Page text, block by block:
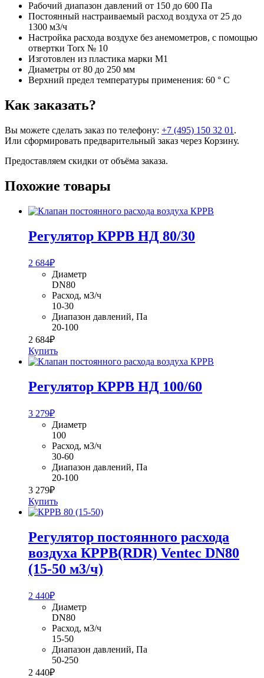
Рабочий диапазон давлений от 150 до 600 Па
Постоянный настраиваемый расход воздуха от 25 до
1300 м3/ч
Настройка расхода воздухе без анемометров, с помощью
отвертки Torx № 10
Изготовлен из пластика марки М1
Диаметры от 80 до 250 мм
Верхний предел температуры применения: 60 ° C
Как заказать?
Вы можете сделать заказ по телефону: +7 (495) 150 32 01 .
Или сформировать предварительный заказ через Корзину.
Предоставляем скидки от объёма заказа.
Похожие товары
Регулятор КРРВ НД 80/30
2 684₽
Диаметр
DN80
Расход, м3/ч
10-30
Диапазон давлений, Па
20-100
2 684₽
Купить
Регулятор КРРВ НД 100/60
3 279₽
Диаметр
100
Расход, м3/ч
30-60
Диапазон давлений, Па
20-100
3 279₽
Купить
Регулятор постоянного расхода
воздуха КРРВ(RDR) Ventec DN80
(15-50 м3/ч)
2 440₽
Диаметр
DN80
Расход, м3/ч
15-50
Диапазон давлений, Па
50-250
2 440₽